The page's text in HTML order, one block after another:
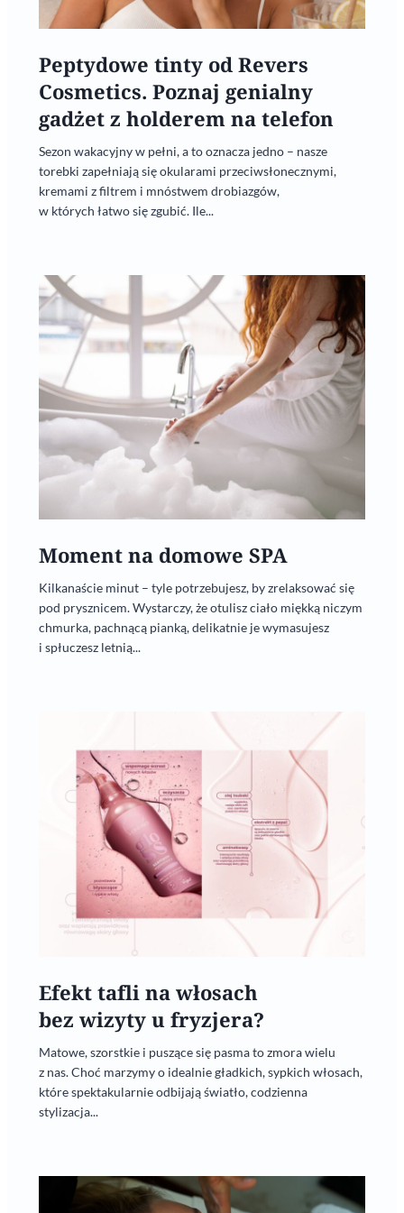
Peptydowe tinty od Revers
Cosmetics. Poznaj genialny
gadżet z holderem na telefon
Sezon wakacyjny w pełni, a to oznacza jedno – nasze
torebki zapełniają się okularami przeciwsłonecznymi,
kremami z filtrem i mnóstwem drobiazgów,
w których łatwo się zgubić. Ile...
Moment na domowe SPA
Kilkanaście minut – tyle potrzebujesz, by zrelaksować się
pod prysznicem. Wystarczy, że otulisz ciało miękką niczym
chmurka, pachnącą pianką, delikatnie je wymasujesz
i spłuczesz letnią...
Efekt tafli na włosach
bez wizyty u fryzjera?
Matowe, szorstkie i puszące się pasma to zmora wielu
z nas. Choć marzymy o idealnie gładkich, sypkich włosach,
które spektakularnie odbijają światło, codzienna
stylizacja...